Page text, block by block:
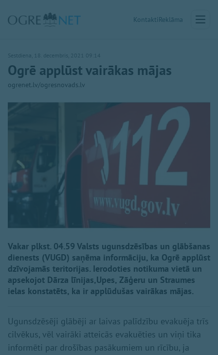
KontaktiReklāma
Sestdiena, 18. decembris, 2021 09:14
Ogrē applūst vairākas mājas
ogrenet.lv/ogresnovads.lv
Vakar plkst. 04.59 Valsts ugunsdzēsības un glābšanas
dienests (VUGD) saņēma informāciju, ka Ogrē applūst
dzīvojamās teritorijas. Ierodoties notikuma vietā un
apsekojot Dārza līnijas,Upes, Zāģeru un Straumes
ielas konstatēts, ka ir applūdušas vairākas mājas.
Ugunsdzēsēji glābēji ar laivas palīdzību evakuēja trīs
cilvēkus, vēl vairāki atteicās evakuēties un viņi tika
informēti par drošības pasākumiem un rīcību, ja